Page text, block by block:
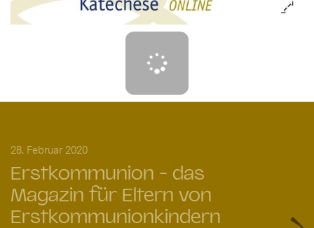
Erstkommunion - das
Magazin für Eltern von
Erstkommunionkindern
28. Februar 2020